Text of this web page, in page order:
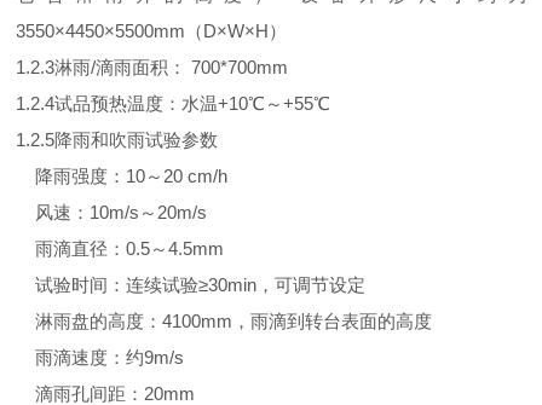
3550×4450×5500mm（D×W×H）
1.2.3淋雨/滴雨面积： 700*700mm
1.2.4试品预热温度：水温+10℃～+55℃
1.2.5降雨和吹雨试验参数
降雨强度：10～20 cm/h
风速：10m/s～20m/s
雨滴直径：0.5～4.5mm
试验时间：连续试验≥30min，可调节设定
淋雨盘的高度：4100mm，雨滴到转台表面的高度
雨滴速度：约9m/s
滴雨孔间距：20mm